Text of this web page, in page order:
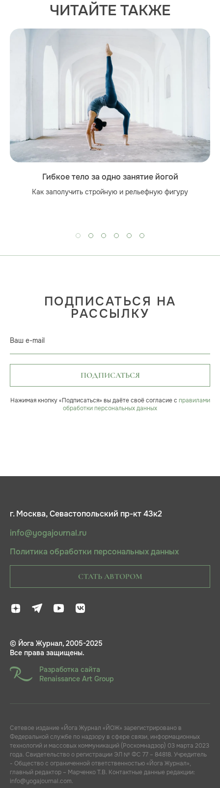
ЧИТАЙТЕ ТАКЖЕ
Гибкое тело за одно занятие йогой
Как заполучить стройную и рельефную фигуру
ПОДПИСАТЬСЯ НА
РАССЫЛКУ
Ваш e-mail
ПОДПИСАТЬСЯ
Нажимая кнопку «Подписаться» вы даёте своё согласие с правилами
обработки персональных данных
г. Москва, Севастопольский пр-кт 43к2
info@yogajournal.ru
Политика обработки персональных данных
СТАТЬ АВТОРОМ
© Йога Журнал, 2005-2025
Все права защищены.
Разработка сайта
Renaissance Art Group
Сетевое издание «Йога Журнал «ЙОЖ» зарегистрировано в
Федеральной службе по надзору в сфере связи, информационных
технологий и массовых коммуникаций (Роскомнадзор) 03 марта 2023
года. Свидетельство о регистрации ЭЛ № ФС 77 – 84818. Учредитель
- Общество с ограниченной ответственностью «Йога Журнал»,
главный редактор – Марченко Т.В. Контактные данные редакции:
info@yogajournal.com.